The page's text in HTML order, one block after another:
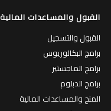
القبول والمساعدات المالية
القبول والتسجيل
برامج البكالوريوس
برامج الماجستير
برامج الدبلوم
المنح والمساعدات المالية